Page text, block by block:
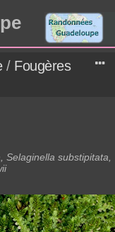
/ Fougères
Selaginella substipitata,